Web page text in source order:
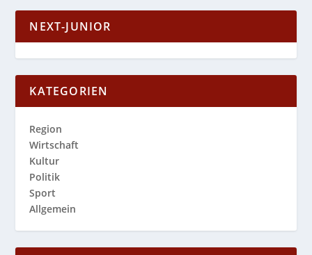
NEXT-JUNIOR
KATEGORIEN
Region
Wirtschaft
Kultur
Politik
Sport
Allgemein